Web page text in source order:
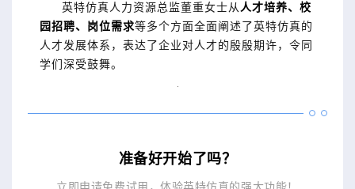
英特仿真人力资源总监董重女士从 人才培养、校
园招聘、岗位需求等多个方面全面阐述了英特仿真的
人才发展体系，表达了企业对人才的殷殷期许，令同
学们深受鼓舞。
准备好开始了吗？